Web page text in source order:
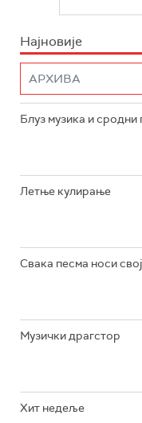
Најновије
Блуз музика и сродни
Летње кулирање
Свака песма носи
Музички драгстор
Хит недеље